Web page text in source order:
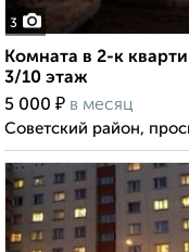
3
Комната в 2-к
3/10 этаж
5 000 ₽ в месяц
Советский район,